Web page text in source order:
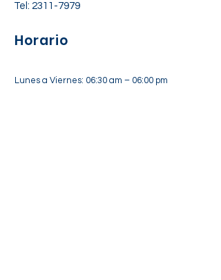
Tel: 2311-7979
Horario
Lunes a Viernes: 06:30 am – 06:00 pm